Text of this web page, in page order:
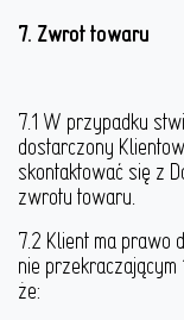
7. Zwrot towaru
7.1 W przypadku
dostarczony
skontaktować się z
zwrotu towaru.
7.2 Klient ma prawo
nie przekraczającym
że: